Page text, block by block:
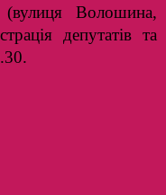
(вулиця Волошина,
депутатів та